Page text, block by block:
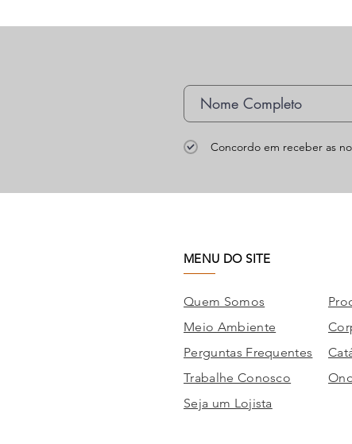
Concordo em receber as
MENU DO SITE
Quem Somos
Meio Ambiente
Perguntas Frequentes
Trabalhe Conosco
Seja um Lojista